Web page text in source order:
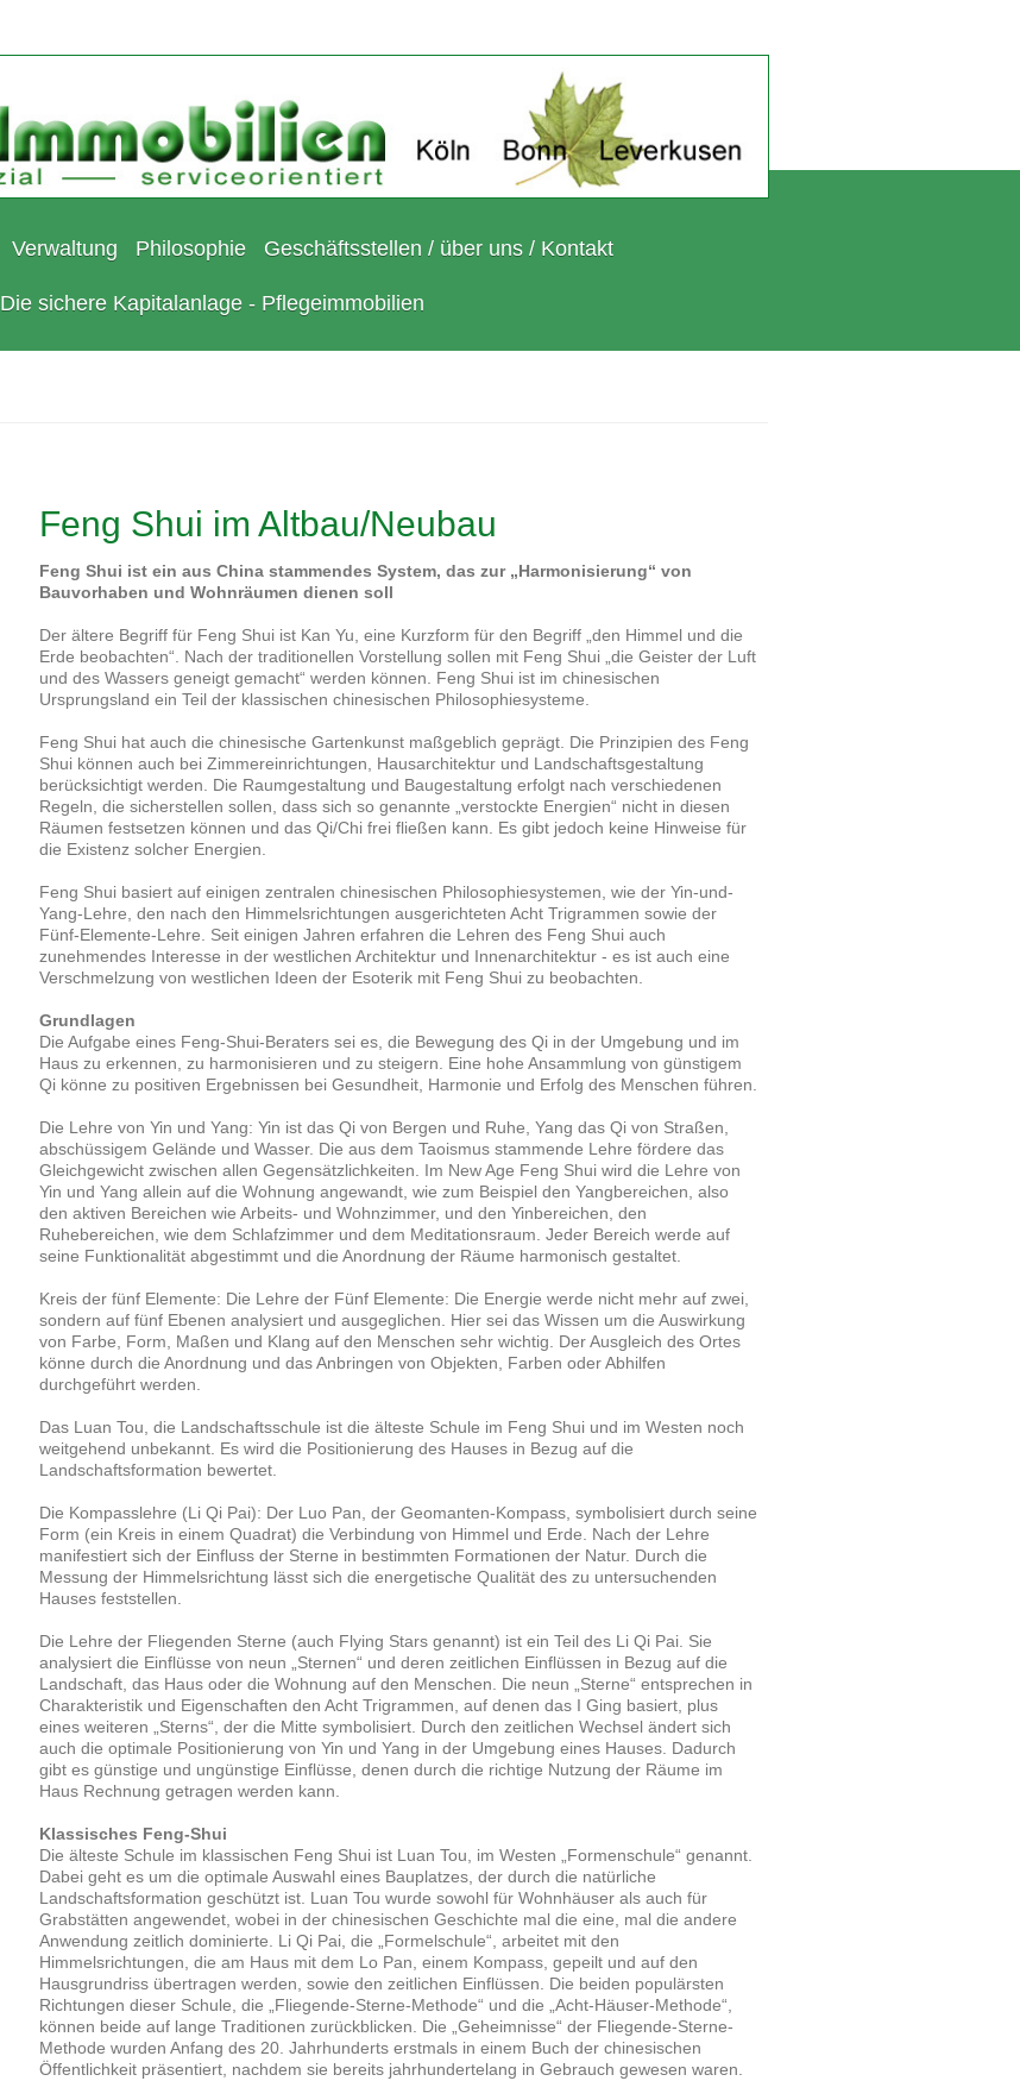
Verwaltung Philosophie Geschäftsstellen / über uns / Kontakt
Die sichere Kapitalanlage - Pflegeimmobilien
Feng Shui im Altbau/Neubau
Feng Shui ist ein aus China stammendes System, das zur „Harmonisierung“ von
Bauvorhaben und Wohnräumen dienen soll
Der ältere Begriff für Feng Shui ist Kan Yu, eine Kurzform für den Begriff „den Himmel und die
Erde beobachten“. Nach der traditionellen Vorstellung sollen mit Feng Shui „die Geister der Luft
und des Wassers geneigt gemacht“ werden können. Feng Shui ist im chinesischen
Ursprungsland ein Teil der klassischen chinesischen Philosophiesysteme.
Feng Shui hat auch die chinesische Gartenkunst maßgeblich geprägt. Die Prinzipien des Feng
Shui können auch bei Zimmereinrichtungen, Hausarchitektur und Landschaftsgestaltung
berücksichtigt werden. Die Raumgestaltung und Baugestaltung erfolgt nach verschiedenen
Regeln, die sicherstellen sollen, dass sich so genannte „verstockte Energien“ nicht in diesen
Räumen festsetzen können und das Qi/Chi frei fließen kann. Es gibt jedoch keine Hinweise für
die Existenz solcher Energien.
Feng Shui basiert auf einigen zentralen chinesischen Philosophiesystemen, wie der Yin-und-
Yang-Lehre, den nach den Himmelsrichtungen ausgerichteten Acht Trigrammen sowie der
Fünf-Elemente-Lehre. Seit einigen Jahren erfahren die Lehren des Feng Shui auch
zunehmendes Interesse in der westlichen Architektur und Innenarchitektur - es ist auch eine
Verschmelzung von westlichen Ideen der Esoterik mit Feng Shui zu beobachten.
Grundlagen
Die Aufgabe eines Feng-Shui-Beraters sei es, die Bewegung des Qi in der Umgebung und im
Haus zu erkennen, zu harmonisieren und zu steigern. Eine hohe Ansammlung von günstigem
Qi könne zu positiven Ergebnissen bei Gesundheit, Harmonie und Erfolg des Menschen führen.
Die Lehre von Yin und Yang: Yin ist das Qi von Bergen und Ruhe, Yang das Qi von Straßen,
abschüssigem Gelände und Wasser. Die aus dem Taoismus stammende Lehre fördere das
Gleichgewicht zwischen allen Gegensätzlichkeiten. Im New Age Feng Shui wird die Lehre von
Yin und Yang allein auf die Wohnung angewandt, wie zum Beispiel den Yangbereichen, also
den aktiven Bereichen wie Arbeits- und Wohnzimmer, und den Yinbereichen, den
Ruhebereichen, wie dem Schlafzimmer und dem Meditationsraum. Jeder Bereich werde auf
seine Funktionalität abgestimmt und die Anordnung der Räume harmonisch gestaltet.
Kreis der fünf Elemente: Die Lehre der Fünf Elemente: Die Energie werde nicht mehr auf zwei,
sondern auf fünf Ebenen analysiert und ausgeglichen. Hier sei das Wissen um die Auswirkung
von Farbe, Form, Maßen und Klang auf den Menschen sehr wichtig. Der Ausgleich des Ortes
könne durch die Anordnung und das Anbringen von Objekten, Farben oder Abhilfen
durchgeführt werden.
Das Luan Tou, die Landschaftsschule ist die älteste Schule im Feng Shui und im Westen noch
weitgehend unbekannt. Es wird die Positionierung des Hauses in Bezug auf die
Landschaftsformation bewertet.
Die Kompasslehre (Li Qi Pai): Der Luo Pan, der Geomanten-Kompass, symbolisiert durch seine
Form (ein Kreis in einem Quadrat) die Verbindung von Himmel und Erde. Nach der Lehre
manifestiert sich der Einfluss der Sterne in bestimmten Formationen der Natur. Durch die
Messung der Himmelsrichtung lässt sich die energetische Qualität des zu untersuchenden
Hauses feststellen.
Die Lehre der Fliegenden Sterne (auch Flying Stars genannt) ist ein Teil des Li Qi Pai. Sie
analysiert die Einflüsse von neun „Sternen“ und deren zeitlichen Einflüssen in Bezug auf die
Landschaft, das Haus oder die Wohnung auf den Menschen. Die neun „Sterne“ entsprechen in
Charakteristik und Eigenschaften den Acht Trigrammen, auf denen das I Ging basiert, plus
eines weiteren „Sterns“, der die Mitte symbolisiert. Durch den zeitlichen Wechsel ändert sich
auch die optimale Positionierung von Yin und Yang in der Umgebung eines Hauses. Dadurch
gibt es günstige und ungünstige Einflüsse, denen durch die richtige Nutzung der Räume im
Haus Rechnung getragen werden kann.
Klassisches Feng-Shui
Die älteste Schule im klassischen Feng Shui ist Luan Tou, im Westen „Formenschule“ genannt.
Dabei geht es um die optimale Auswahl eines Bauplatzes, der durch die natürliche
Landschaftsformation geschützt ist. Luan Tou wurde sowohl für Wohnhäuser als auch für
Grabstätten angewendet, wobei in der chinesischen Geschichte mal die eine, mal die andere
Anwendung zeitlich dominierte. Li Qi Pai, die „Formelschule“, arbeitet mit den
Himmelsrichtungen, die am Haus mit dem Lo Pan, einem Kompass, gepeilt und auf den
Hausgrundriss übertragen werden, sowie den zeitlichen Einflüssen. Die beiden populärsten
Richtungen dieser Schule, die „Fliegende-Sterne-Methode“ und die „Acht-Häuser-Methode“,
können beide auf lange Traditionen zurückblicken. Die „Geheimnisse“ der Fliegende-Sterne-
Methode wurden Anfang des 20. Jahrhunderts erstmals in einem Buch der chinesischen
Öffentlichkeit präsentiert, nachdem sie bereits jahrhundertelang in Gebrauch gewesen waren.